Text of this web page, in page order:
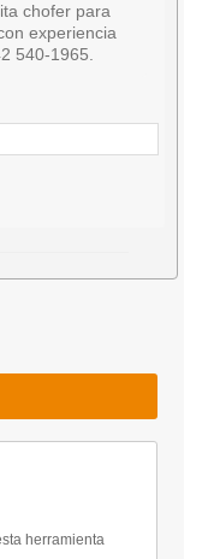
chofer para
experiencia
540-1965.
herramienta